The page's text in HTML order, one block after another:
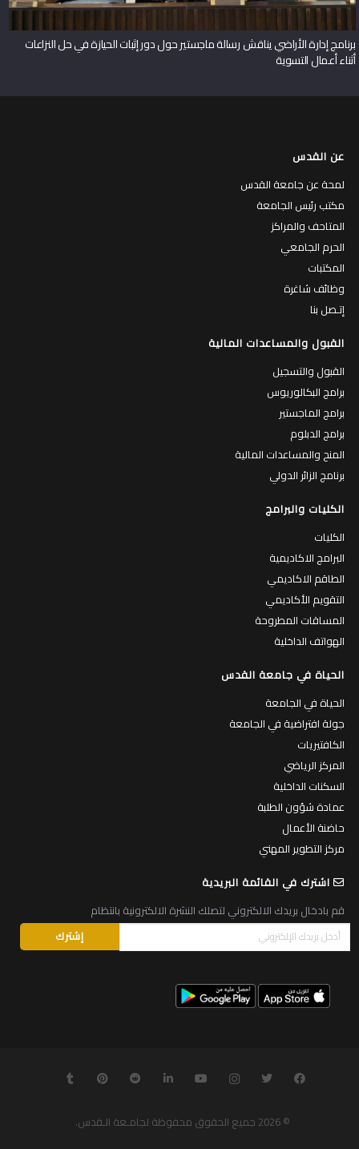
برنامج إدارة الأراضي يناقش رسالة ماجستير حول دور إثبات الحيازة في حل النزاعات
أثناء أعمال التسوية
عن القدس
لمحة عن جامعة القدس
مكتب رئيس الجامعة
المتاحف والمراكز
الحرم الجامعي
المكتبات
وظائف شاغرة
إتـصل بنا
القبول والمساعدات المالية
القبول والتسجيل
برامج البكالوريوس
برامج الماجستير
برامج الدبلوم
المنح والمساعدات المالية
برنامج الزائر الدولي
الكليات والبرامج
الكليات
البرامج الاكاديمية
الطاقم الاكاديمي
التقويم الأكاديمي
المساقات المطروحة
الهواتف الداخلية
الحياة في جامعة القدس
الحياة في الجامعة
جولة افتراضية في الجامعة
الكافتيريات
المركز الرياضي
السكنات الداخلية
عمادة شؤون الطلبة
حاضنة الأعمال
مركز التطوير المهني
اشترك في القائمة البريدية
قم بادخال بريدك الالكتروني لتصلك النشرة الالكترونية بانتظام
© 2026 جميع الحقوق محفوظة لجامـعة الـقدس.